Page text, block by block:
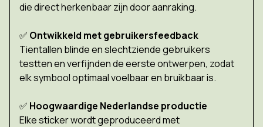
die direct herkenbaar zijn door aanraking.
✅ Ontwikkeld met gebruikersfeedback
Tientallen blinde en slechtziende gebruikers
testten en verfijnden de eerste ontwerpen, zodat
elk symbool optimaal voelbaar en bruikbaar is.
✅ Hoogwaardige Nederlandse productie
Elke sticker wordt geproduceerd met